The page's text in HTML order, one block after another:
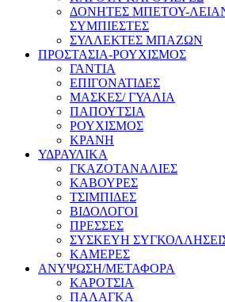
ΔΟΝΗΤΕΣ ΜΠΕΤΟΥ-
ΣΥΜΠΙΕΣΤΕΣ
ΣΥΛΛΕΚΤΕΣ ΜΠΑΖΩΝ
ΠΡΟΣΤΑΣΙΑ-ΡΟΥΧΙΣΜΟΣ
ΓΑΝΤΙΑ
ΕΠΙΓΟΝΑΤΙΔΕΣ
ΜΑΣΚΕΣ/ ΓΥΑΛΙΑ
ΠΑΠΟΥΤΣΙΑ
ΡΟΥΧΙΣΜΟΣ
ΚΡΑΝΗ
ΥΔΡΑΥΛΙΚΑ
ΓΚΑΖΟΤΑΝΑΛΙΕΣ
ΚΑΒΟΥΡΕΣ
ΤΣΙΜΠΙΔΕΣ
ΒΙΔΟΛΟΓΟΙ
ΠΡΕΣΣΕΣ
ΣΥΣΚΕΥΗ
ΚΑΜΕΡΕΣ
ΑΝΥΨΩΣΗ/ΜΕΤΑΦΟΡΑ
ΚΑΡΟΤΣΙΑ
ΠΑΛΑΓΚΑ